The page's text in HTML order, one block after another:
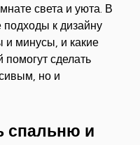
света и уюта. В
подходы к дизайну
и минусы, и какие
сделать
но и
спальню и